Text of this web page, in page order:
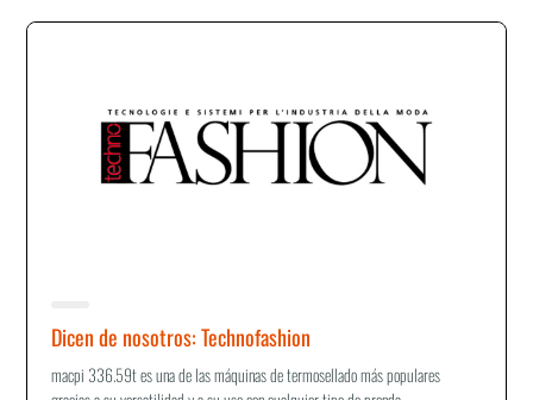
Dicen de nosotros: Technofashion
macpi 336.59t es una de las máquinas de termosellado más populares